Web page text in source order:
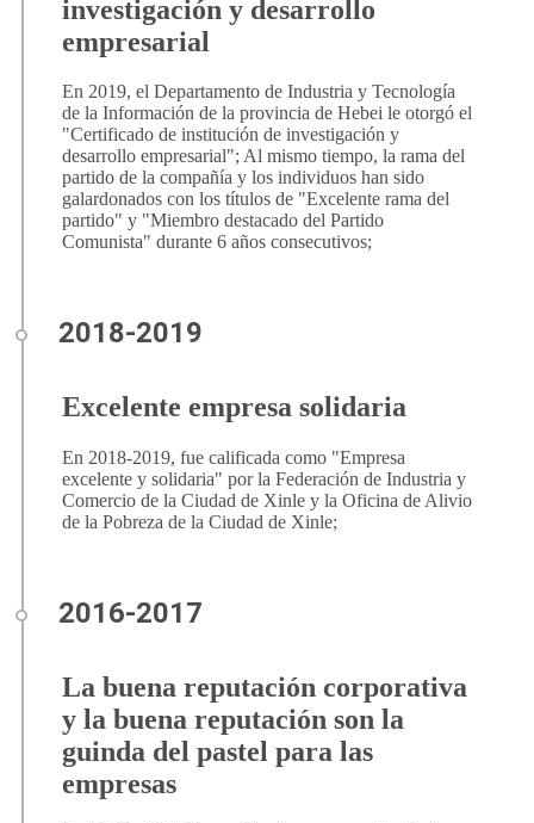
investigación y desarrollo
empresarial
En 2019, el Departamento de Industria y Tecnología
de la Información de la provincia de Hebei le otorgó el
"Certificado de institución de investigación y
desarrollo empresarial"; Al mismo tiempo, la rama del
partido de la compañía y los individuos han sido
galardonados con los títulos de "Excelente rama del
partido" y "Miembro destacado del Partido
Comunista" durante 6 años consecutivos;
Excelente empresa solidaria
En 2018-2019, fue calificada como "Empresa
excelente y solidaria" por la Federación de Industria y
Comercio de la Ciudad de Xinle y la Oficina de Alivio
de la Pobreza de la Ciudad de Xinle;
La buena reputación corporativa
y la buena reputación son la
guinda del pastel para las
empresas